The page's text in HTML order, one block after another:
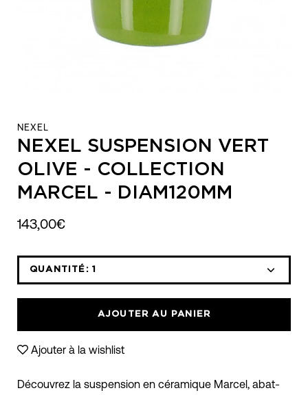
NEXEL
NEXEL SUSPENSION VERT
OLIVE - COLLECTION
MARCEL - DIAM120MM
143,00€
QUANTITÉ: 1
AJOUTER AU PANIER
Ajouter à la wishlist
Découvrez la suspension en céramique Marcel, abat-